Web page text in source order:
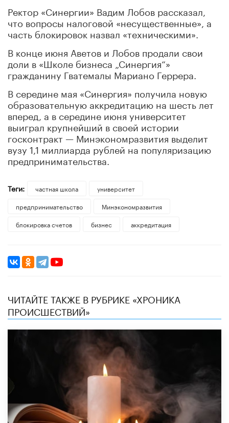
Ректор «Синергии» Вадим Лобов рассказал,
что вопросы налоговой «несущественные», а
часть блокировок назвал «техническими».
В конце июня Аветов и Лобов продали свои
доли в «Школе бизнеса „Синергия“»
гражданину Гватемалы Мариано Геррера.
В середине мая «Синергия» получила новую
образовательную аккредитацию на шесть лет
вперед, а в середине июня университет
выиграл крупнейший в своей истории
госконтракт — Минэкономразвития выделит
вузу 1,1 миллиарда рублей на популяризацию
предпринимательства.
Теги: частная школа
университет
предпринимательство
Минэкономразвития
блокировка счетов
бизнес аккредитация
ЧИТАЙТЕ ТАКЖЕ В РУБРИКЕ «ХРОНИКА
ПРОИСШЕСТВИЙ»